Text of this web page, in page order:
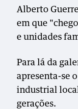
Alberto
em que
e unidades
Para lá da
apresenta-se
industrial
gerações.